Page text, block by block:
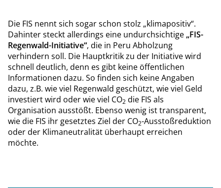
Die FIS nennt sich sogar schon stolz „klimapositiv“.
Dahinter steckt allerdings eine undurchsichtige „FIS-
Regenwald-Initiative“, die in Peru Abholzung
verhindern soll. Die Hauptkritik zu der Initiative wird
schnell deutlich, denn es gibt keine öffentlichen
Informationen dazu. So finden sich keine Angaben
dazu, z.B. wie viel Regenwald geschützt, wie viel Geld
investiert wird oder wie viel CO2 die FIS als
Organisation ausstößt. Ebenso wenig ist transparent,
wie die FIS ihr gesetztes Ziel der CO2-Ausstoßreduktion
oder der Klimaneutralität überhaupt erreichen
möchte.